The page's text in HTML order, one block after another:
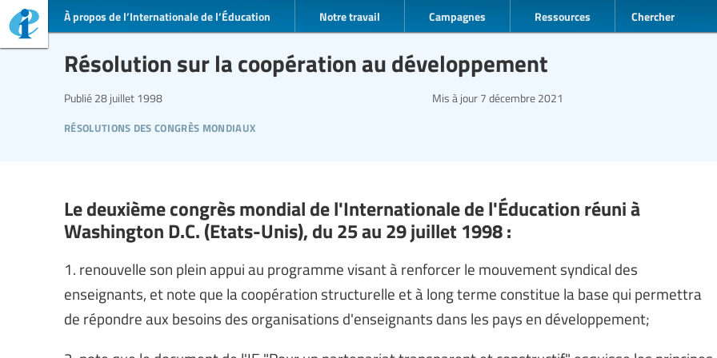
À propos de l’Internationale de l’Éducation Notre travail Campagnes Ressources Chercher
Résolution sur la coopération au développement
résolutions des congrès mondiaux
Publié 28 juillet 1998 Mis à jour 7 décembre 2021
Le deuxième congrès mondial de l'Internationale de l'Éducation réuni à
Washington D.C. (Etats-Unis), du 25 au 29 juillet 1998 :
1. renouvelle son plein appui au programme visant à renforcer le mouvement syndical des
enseignants, et note que la coopération structurelle et à long terme constitue la base qui permettra
de répondre aux besoins des organisations d'enseignants dans les pays en développement;